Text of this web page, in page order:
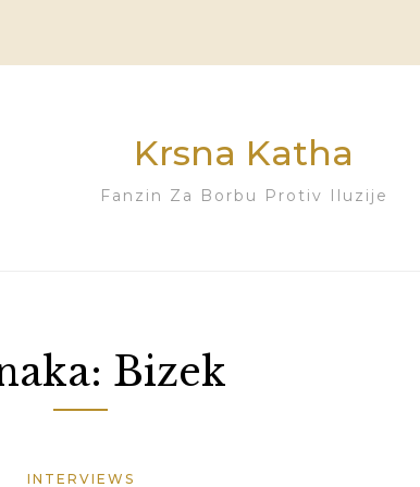
Krsna Katha
Fanzin Za Borbu Protiv Iluzije
Bizek
INTERVIEWS